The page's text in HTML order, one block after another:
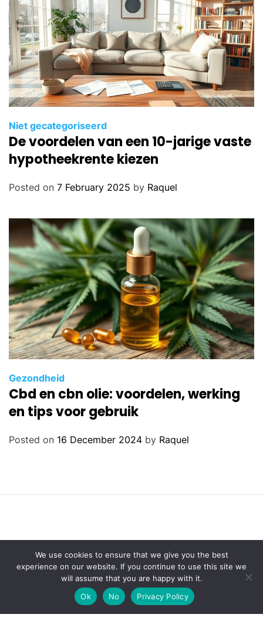
Niet gecategoriseerd
De voordelen van een 10-jarige vaste
hypotheekrente kiezen
Posted on 7 February 2025 by Raquel
Gezondheid
Cbd en cbn olie: voordelen, werking
en tips voor gebruik
Posted on 16 December 2024 by Raquel
We use cookies to ensure that we give you the best
experience on our website. If you continue to use this site we
will assume that you are happy with it.
Ok
No Privacy Policy